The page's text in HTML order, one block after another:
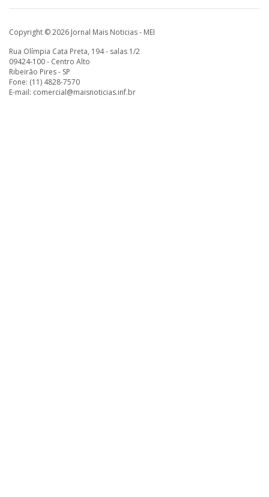
Copyright © 2026 Jornal Mais Noticias - MEI
Rua Olímpia Cata Preta, 194 - salas 1/2
09424-100 - Centro Alto
Ribeirão Pires - SP
Fone: (11) 4828-7570
E-mail: comercial@maisnoticias.inf.br